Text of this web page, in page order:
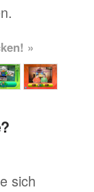
»
sich